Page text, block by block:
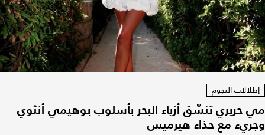
إطلالات النجوم
مي حريري تنسّق أزياء البحر بأسلوب بوهيمي أنثوي
وجريء مع حذاء هيرميس